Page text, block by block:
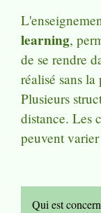
learning,
de se rendre
réalisé sans
Plusieurs
distance. Les
peuvent
Qui est